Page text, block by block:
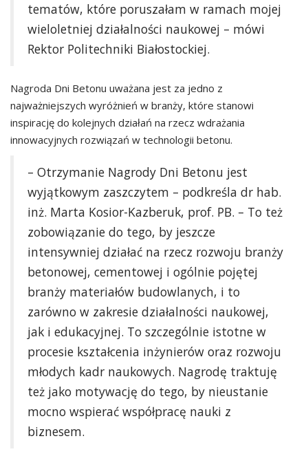
tematów, które poruszałam w ramach mojej
wieloletniej działalności naukowej – mówi
Rektor Politechniki Białostockiej.
Nagroda Dni Betonu uważana jest za jedno z
najważniejszych wyróżnień w branży, które stanowi
inspirację do kolejnych działań na rzecz wdrażania
innowacyjnych rozwiązań w technologii betonu.
– Otrzymanie Nagrody Dni Betonu jest
wyjątkowym zaszczytem – podkreśla dr hab.
inż. Marta Kosior-Kazberuk, prof. PB. – To też
zobowiązanie do tego, by jeszcze
intensywniej działać na rzecz rozwoju branży
betonowej, cementowej i ogólnie pojętej
branży materiałów budowlanych, i to
zarówno w zakresie działalności naukowej,
jak i edukacyjnej. To szczególnie istotne w
procesie kształcenia inżynierów oraz rozwoju
młodych kadr naukowych. Nagrodę traktuję
też jako motywację do tego, by nieustanie
mocno wspierać współpracę nauki z
biznesem.